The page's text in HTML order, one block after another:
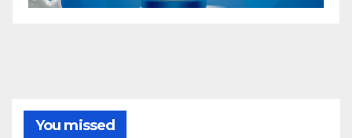
You missed